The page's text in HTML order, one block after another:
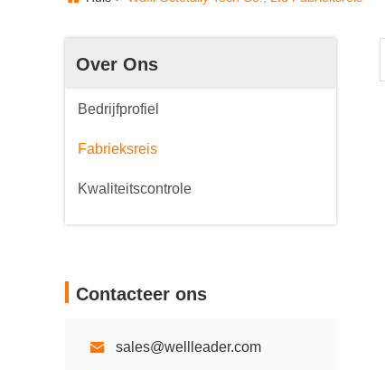
Over Ons
Bedrijfprofiel
Fabrieksreis
Kwaliteitscontrole
Contacteer ons
sales@wellleader.com